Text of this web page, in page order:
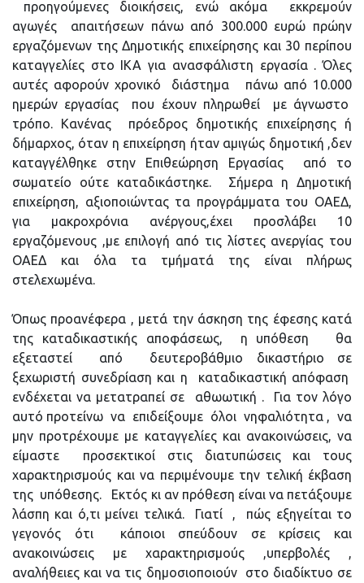
προηγούμενες διοικήσεις, ενώ ακόμα εκκρεμούν
αγωγές απαιτήσεων πάνω από 300.000 ευρώ πρώην
εργαζόμενων της Δημοτικής επιχείρησης και 30 περίπου
καταγγελίες στο ΙΚΑ για ανασφάλιστη εργασία . Όλες
αυτές αφορούν χρονικό διάστημα πάνω από 10.000
ημερών εργασίας που έχουν πληρωθεί με άγνωστο
τρόπο. Κανένας πρόεδρος δημοτικής επιχείρησης ή
δήμαρχος, όταν η επιχείρηση ήταν αμιγώς δημοτική ,δεν
καταγγέλθηκε στην Επιθεώρηση Εργασίας από το
σωματείο ούτε καταδικάστηκε. Σήμερα η Δημοτική
επιχείρηση, αξιοποιώντας τα προγράμματα του ΟΑΕΔ,
για μακροχρόνια ανέργους,έχει προσλάβει 10
εργαζόμενους ,με επιλογή από τις λίστες ανεργίας του
ΟΑΕΔ και όλα τα τμήματά της είναι πλήρως
στελεχωμένα.
Όπως προανέφερα , μετά την άσκηση της έφεσης κατά
της καταδικαστικής αποφάσεως, η υπόθεση θα
εξεταστεί από δευτεροβάθμιο δικαστήριο σε
ξεχωριστή συνεδρίαση και η καταδικαστική απόφαση
ενδέχεται να μετατραπεί σε αθωωτική . Για τον λόγο
αυτό προτείνω να επιδείξουμε όλοι νηφαλιότητα , να
μην προτρέχουμε με καταγγελίες και ανακοινώσεις, να
είμαστε προσεκτικοί στις διατυπώσεις και τους
χαρακτηρισμούς και να περιμένουμε την τελική έκβαση
της υπόθεσης. Εκτός κι αν πρόθεση είναι να πετάξουμε
λάσπη και ό,τι μείνει τελικά. Γιατί , πώς εξηγείται το
γεγονός ότι κάποιοι σπεύδουν σε κρίσεις και
ανακοινώσεις με χαρακτηρισμούς ,υπερβολές ,
αναλήθειες και να τις δημοσιοποιούν στο διαδίκτυο σε